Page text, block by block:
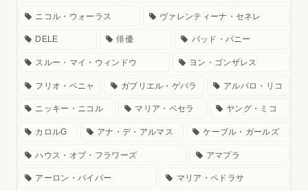
ニコル・ウォーラス ヴァレンティーナ・セネレ
DELE 俳優 バッド・バニー
スルー・マイ・ウィンドウ ヨン・ゴンザレス
フリオ・ペニャ ガブリエル・ゲバラ アルバロ・リコ
ニッキー・ニコル マリア・ベセラ ヤング・ミコ
カロルG アナ・デ・アルマス ケーブル・ガールズ
ハウス・オブ・フラワーズ アマプラ
アーロン・パイパー マリア・ペドラサ